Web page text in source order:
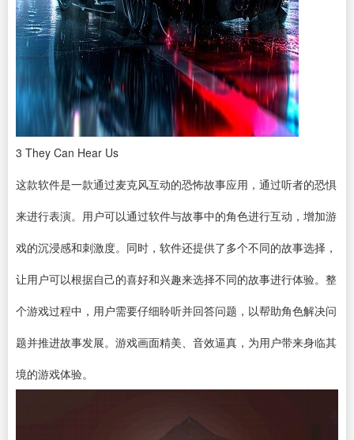
3 They Can Hear Us
这款软件是一款通过麦克风互动的恐怖故事应用，通过听者的恐惧
来进行表演。用户可以通过软件与故事中的角色进行互动，增加游
戏的沉浸感和刺激度。同时，软件还提供了多个不同的故事选择，
让用户可以根据自己的喜好和兴趣来选择不同的故事进行体验。整
个游戏过程中，用户需要仔细聆听并回答问题，以帮助角色解决问
题并推进故事发展。游戏画面精美、音效逼真，为用户带来身临其
境的游戏体验。